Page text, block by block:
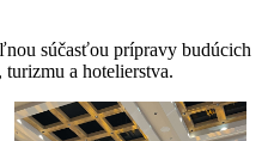
súčasťou prípravy budúcich
a hotelierstva.